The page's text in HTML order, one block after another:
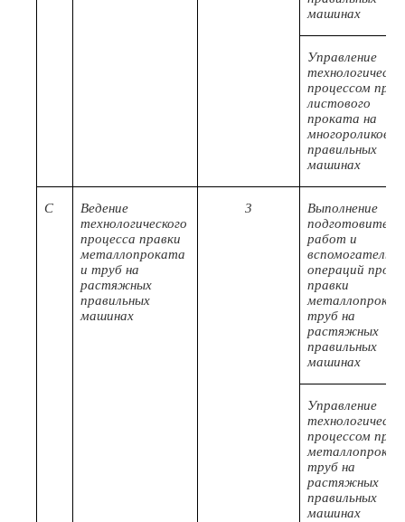
машинах
Управление
процессом
листового
проката на
многороликовых
правильных
машинах
C
Ведение
технологического
процесса правки
металлопроката
и труб на
растяжных
правильных
машинах
3
Выполнение
работ и
операций
правки
труб на
растяжных
правильных
машинах
Управление
процессом
труб на
растяжных
правильных
машинах